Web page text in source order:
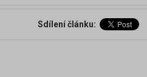
Sdílení článku: